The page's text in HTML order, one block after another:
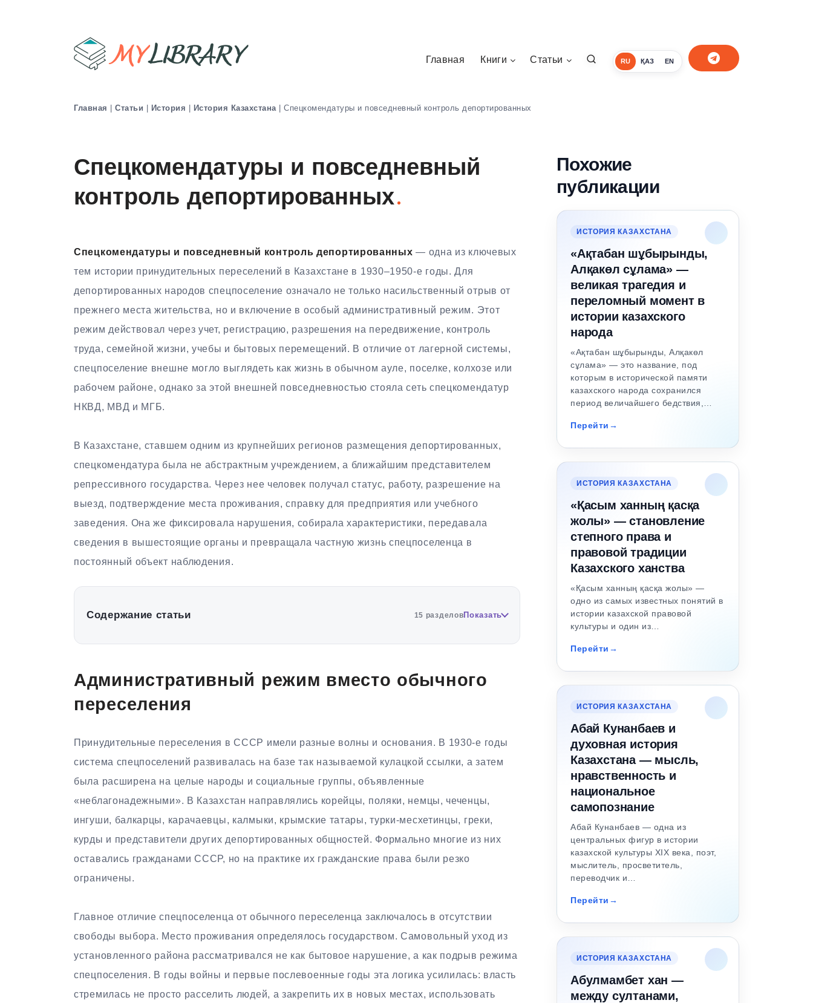
RU ҚАЗ EN
Главная Книги Статьи
Главная | Статьи | История | История Казахстана | Спецкомендатуры и повседневный контроль депортированных
Спецкомендатуры и повседневный
контроль депортированных
Спецкомендатуры и повседневный контроль депортированных — одна из ключевых
тем истории принудительных переселений в Казахстане в 1930–1950-е годы. Для
депортированных народов спецпоселение означало не только насильственный отрыв от
прежнего места жительства, но и включение в особый административный режим. Этот
режим действовал через учет, регистрацию, разрешения на передвижение, контроль
труда, семейной жизни, учебы и бытовых перемещений. В отличие от лагерной системы,
спецпоселение внешне могло выглядеть как жизнь в обычном ауле, поселке, колхозе или
рабочем районе, однако за этой внешней повседневностью стояла сеть спецкомендатур
НКВД, МВД и МГБ.
В Казахстане, ставшем одним из крупнейших регионов размещения депортированных,
спецкомендатура была не абстрактным учреждением, а ближайшим представителем
репрессивного государства. Через нее человек получал статус, работу, разрешение на
выезд, подтверждение места проживания, справку для предприятия или учебного
заведения. Она же фиксировала нарушения, собирала характеристики, передавала
сведения в вышестоящие органы и превращала частную жизнь спецпоселенца в
постоянный объект наблюдения.
Содержание статьи 15 разделовПоказать
Административный режим вместо обычного
переселения
Принудительные переселения в СССР имели разные волны и основания. В 1930-е годы
система спецпоселений развивалась на базе так называемой кулацкой ссылки, а затем
была расширена на целые народы и социальные группы, объявленные
«неблагонадежными». В Казахстан направлялись корейцы, поляки, немцы, чеченцы,
ингуши, балкарцы, карачаевцы, калмыки, крымские татары, турки-месхетинцы, греки,
курды и представители других депортированных общностей. Формально многие из них
оставались гражданами СССР, но на практике их гражданские права были резко
ограничены.
Главное отличие спецпоселенца от обычного переселенца заключалось в отсутствии
свободы выбора. Место проживания определялось государством. Самовольный уход из
установленного района рассматривался не как бытовое нарушение, а как подрыв режима
спецпоселения. В годы войны и первые послевоенные годы эта логика усилилась: власть
стремилась не просто расселить людей, а закрепить их в новых местах, использовать
Похожие
публикации
ИСТОРИЯ КАЗАХСТАНА
«Ақтабан шұбырынды,
Алқакөл сұлама» —
великая трагедия и
переломный момент в
истории казахского
народа
«Ақтабан шұбырынды, Алқакөл
сұлама» — это название, под
которым в исторической памяти
казахского народа сохранился
период величайшего бедствия,…
Перейти
ИСТОРИЯ КАЗАХСТАНА
«Қасым ханның қасқа
жолы» — становление
степного права и
правовой традиции
Казахского ханства
«Қасым ханның қасқа жолы» —
одно из самых известных понятий в
истории казахской правовой
культуры и один из…
Перейти
ИСТОРИЯ КАЗАХСТАНА
Абай Кунанбаев и
духовная история
Казахстана — мысль,
нравственность и
национальное
самопознание
Абай Кунанбаев — одна из
центральных фигур в истории
казахской культуры XIX века, поэт,
мыслитель, просветитель,
переводчик и…
Перейти
ИСТОРИЯ КАЗАХСТАНА
Абулмамбет хан —
между султанами,